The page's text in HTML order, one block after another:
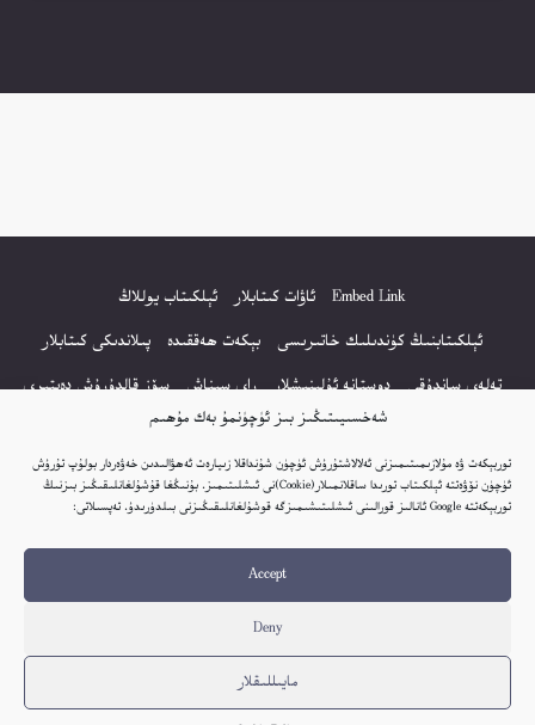
شەخسىيىتىڭىز بىز ئۈچۈنمۇ بەك مۇھىم
توربېكەت ۋە مۇلازىمىتىمىزنى ئەلالاشتۇرۇش ئۈچۈن شۇنداقلا زىيارەت ئەھۋالىدىن خەۋەردار بولۇپ تۇرۇش
ئۈچۈن نۆۋەتتە ئېلكىتاب تورىدا ساقلانمىلار(Cookie)نى ئىشلىتىمىز. بۇنىڭغا قۇشۇلغانلىقىڭىز بىزنىڭ
توربېكەتتە Google ئانالىز قورالىنى ئىشلىتىشىمىزگە قوشۇلغانلىقىڭىزنى بىلدۈرىدۇ. تەپسىلاتى:
Accept
Deny
مايىللىقلار
Embed Link ئاۋات كىتابلار
ئېلكىتاب يوللاڭ
ئېلكىتابنىڭ كۈندىلىك خاتىرىسى
بېكەت ھەققىدە
پىلاندىكى كىتابلار
تەلەي ساندۇقى
دوستانە ئۇلىنىشلار راي سىناش
سۆز قالدۇرۇش دەپتىرى
كۆپ سورالغان سۇئاللار
كىتاب تىزىملىكى
مەخپىيەتلىك باياناتى
نەشىر ھوقۇقى باياناتى
© 2017-2026 تور بېكەتنىڭ بارلىق ھوقۇقى ئېلكىتاب تورى غا مەنسۇپ.
تور بېكەت ھەققىدە تەكلىپ - پىكىر بولسا، تۆۋەندىكى ئېلخەت ئارقىلىق بېكەت